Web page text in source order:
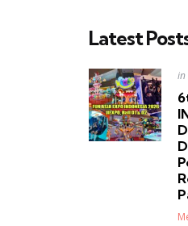
Latest
in
in